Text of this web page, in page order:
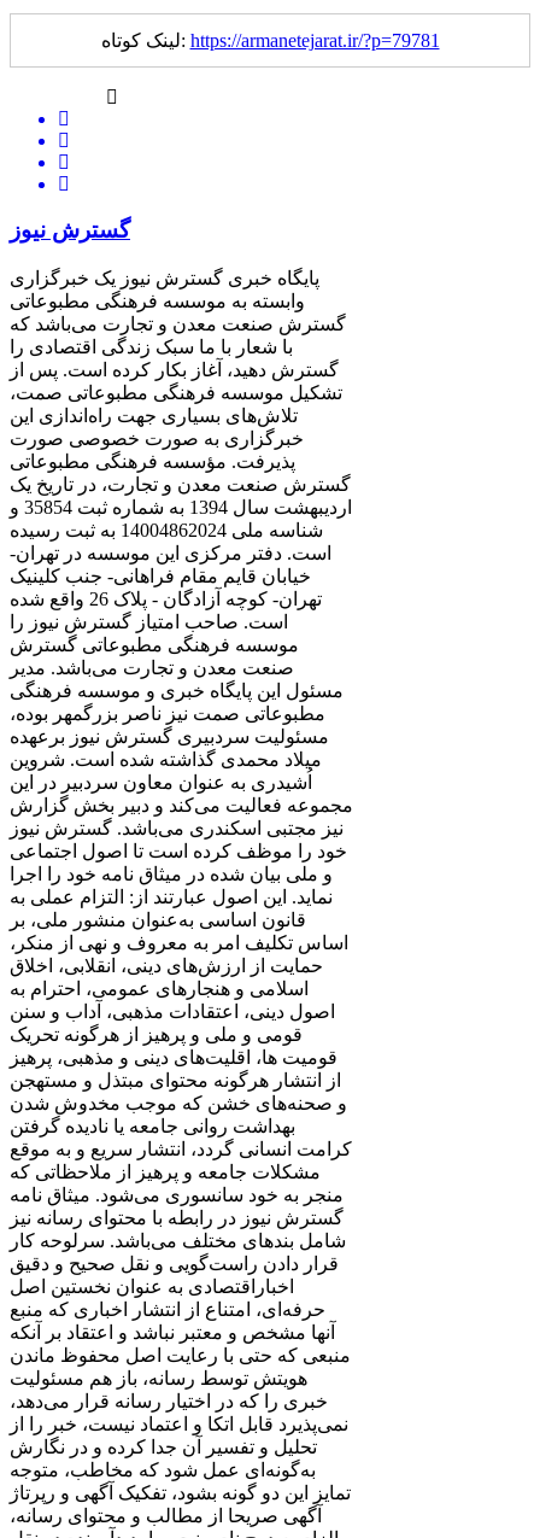
لینک کوتاه: https://armanetejarat.ir/?p=79781
گسترش نیوز
پایگاه خبری گسترش نیوز یک خبرگزاری
وابسته به موسسه فرهنگی مطبوعاتی
گسترش صنعت معدن و تجارت می‌باشد که
با شعار با ما سبک زندگی اقتصادی را
گسترش دهید، آغاز بکار کرده است. پس از
تشکیل موسسه فرهنگی مطبوعاتی صمت،
تلاش‌های بسیاری جهت راه‌اندازی این
خبرگزاری به صورت خصوصی صورت
پذیرفت. مؤسسه فرهنگی مطبوعاتی
گسترش صنعت معدن و تجارت، در تاریخ یک
اردیبهشت سال 1394 به شماره ثبت 35854 و
شناسه ملی 14004862024 به ثبت رسیده
است. دفتر مرکزی این موسسه در تهران-
خیابان قایم مقام فراهانی- جنب کلینیک
تهران- کوچه آزادگان - پلاک 26 واقع شده
است. صاحب امتیاز گسترش نیوز را
موسسه فرهنگی مطبوعاتی گسترش
صنعت معدن و تجارت می‌باشد. مدیر
مسئول این پایگاه خبری و موسسه فرهنگی
مطبوعاتی صمت نیز ناصر بزرگمهر بوده،
مسئولیت سردبیری گسترش نیوز برعهده
میلاد محمدی گذاشته شده است. شروین
اُشیدری به عنوان معاون سردبیر در این
مجموعه فعالیت می‌کند و دبیر بخش گزارش
نیز مجتبی اسکندری می‌باشد. گسترش نیوز
خود را موظف کرده است تا اصول اجتماعی
و ملی بیان شده در میثاق نامه خود را اجرا
نماید. این اصول عبارتند از: التزام عملی به
قانون اساسی به‌عنوان منشور ملی، بر
اساس تکلیف امر به‌ معروف و نهی از منکر،
حمایت از ارزش‌های دینی، انقلابی، اخلاق
اسلامی و هنجارهای عمومی، احترام به
اصول دینی، اعتقادات مذهبی، آداب و سنن
قومی و ملی و ‌پرهیز از هرگونه تحریک
قومیت ‌ها، اقلیت‌های دینی و مذهبی، پرهیز
از انتشار هرگونه محتوای مبتذل و مستهجن
و صحنه‌های خشن که موجب مخدوش شدن
بهداشت روانی جامعه یا نادیده گرفتن
کرامت انسانی گردد، انتشار سریع و به‌ موقع
مشکلات جامعه و پرهیز از ملاحظاتی که
منجر به خود سانسوری می‌شود. میثاق نامه
گسترش نیوز در رابطه با محتوای رسانه نیز
شامل بندهای مختلف می‌باشد. سرلوحه کار
قرار دادن راست‌گویی و نقل صحیح و دقیق
اخباراقتصادی به ‌عنوان نخستین اصل
حرفه‌ای، امتناع از انتشار اخباری که منبع
آنها مشخص و معتبر نباشد و اعتقاد بر آنکه
منبعی که حتی با رعایت اصل محفوظ ماندن
هویتش توسط رسانه، باز هم مسئولیت
خبری را که در اختیار رسانه قرار می‌دهد،
نمی‌پذیرد قابل اتکا و اعتماد نیست، خبر را از
تحلیل و تفسیر آن جدا کرده و در نگارش
به‌گونه‌ای عمل شود که مخاطب، متوجه
تمایز این دو گونه بشود، تفکیک آگهی و رپرتاژ
آگهی صریحا از مطالب و محتوای رسانه،